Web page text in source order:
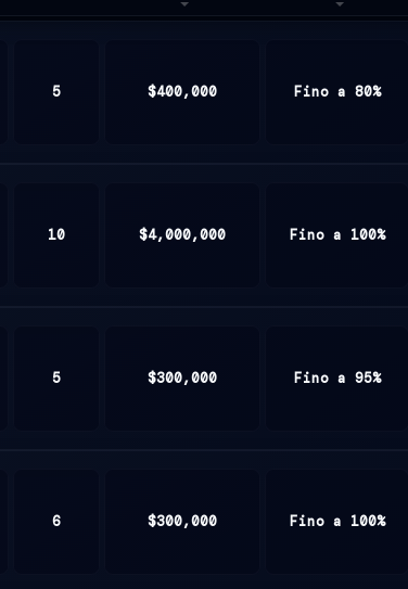
5 $400,000 Fino a 80%
10 $4,000,000 Fino a 100%
5 $300,000 Fino a 95%
6 $300,000 Fino a 100%